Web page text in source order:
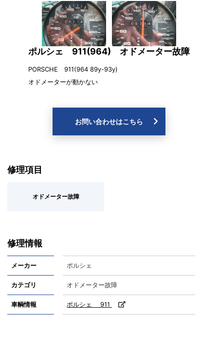
ポルシェ 911(964) オドメーター故障
PORSCHE 911(964 89y-93y)
オドメーターが動かない
お問い合わせはこちら
修理項目
オドメーター故障
修理情報
メーカー ポルシェ
カテゴリ オドメーター故障
車輌情報 ポルシェ 911